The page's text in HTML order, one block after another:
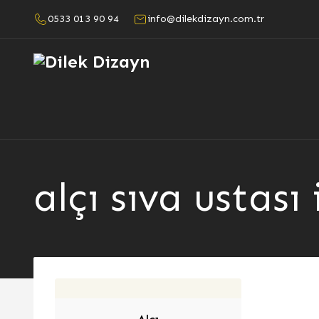
0533 013 90 94 info@dilekdizayn.com.tr
alçı sıva